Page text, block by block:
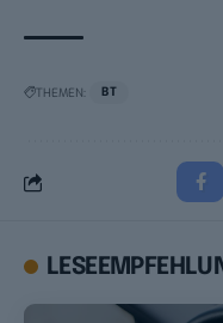
THEMEN: BT